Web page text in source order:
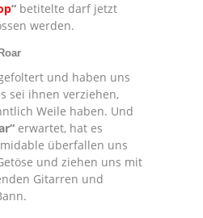
“ betitelte darf jetzt
werden.
und haben uns
sei ihnen verziehen,
Weile haben. Und
erwartet, hat es
überfallen uns
und ziehen uns mit
Gitarren und